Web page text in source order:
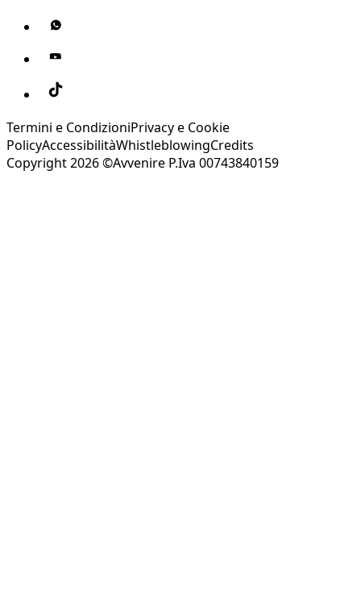
Termini e CondizioniPrivacy e Cookie
PolicyAccessibilitàWhistleblowingCredits
Copyright 2026 ©Avvenire P.Iva 00743840159